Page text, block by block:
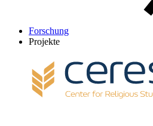
Forschung
Projekte